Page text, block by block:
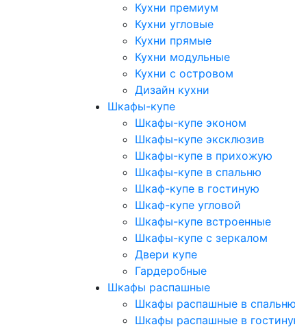
Кухни премиум
Кухни угловые
Кухни прямые
Кухни модульные
Кухни с островом
Дизайн кухни
Шкафы-купе
Шкафы-купе эконом
Шкафы-купе эксклюзив
Шкафы-купе в прихожую
Шкафы-купе в спальню
Шкаф-купе в гостиную
Шкаф-купе угловой
Шкафы-купе встроенные
Шкафы-купе с зеркалом
Двери купе
Гардеробные
Шкафы распашные
Шкафы распашные в спальню
Шкафы распашные в